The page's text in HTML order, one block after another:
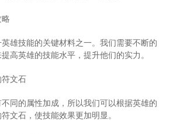
雄技能的关键材料之一。我们需要不断的
高英雄的技能水平，提升他们的实力。
符文石
同的属性加成，所以我们可以根据英雄的
文石，使技能效果更加明显。